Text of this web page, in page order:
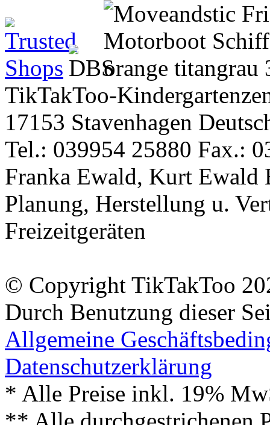
TikTakToo-
17153 Stavenhagen
Tel.: 039954 25880 Fax.:
Franka Ewald, Kurt Ewald
Planung, Herstellung u.
Freizeitgeräten
© Copyright TikTakToo
Durch Benutzung dieser
Allgemeine
Datenschutzerklärung
* Alle Preise inkl. 19%